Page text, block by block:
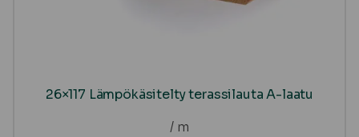
26×117 Lämpökäsitelty terassilauta A-laatu
/ m